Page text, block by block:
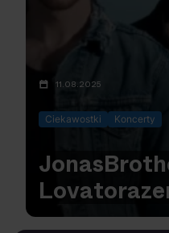
11.08.2025
Ciekawostki Koncerty
Jonas
Lovato